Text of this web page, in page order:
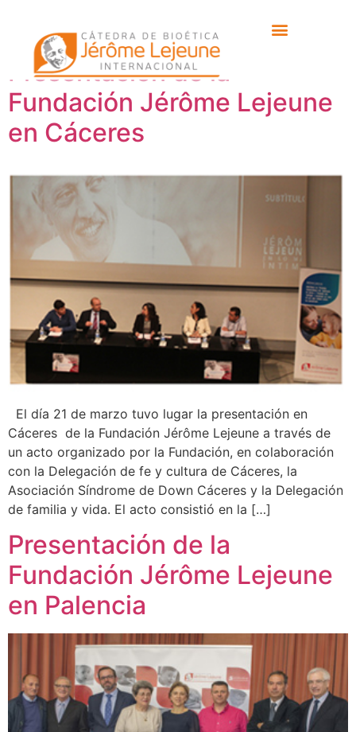
Etiqueta: película
Presentación de la
Fundación Jérôme Lejeune
en Cáceres
El día 21 de marzo tuvo lugar la presentación en
Cáceres de la Fundación Jérôme Lejeune a través de
un acto organizado por la Fundación, en colaboración
con la Delegación de fe y cultura de Cáceres, la
Asociación Síndrome de Down Cáceres y la Delegación
de familia y vida. El acto consistió en la […]
Presentación de la
Fundación Jérôme Lejeune
en Palencia